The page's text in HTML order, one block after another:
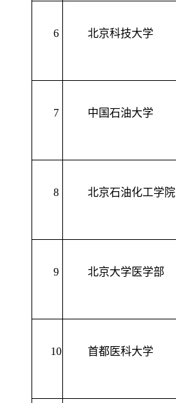
6 北京科技大学
7 中国石油大学
8 北京石油化工学院
9 北京大学医学部
10 首都医科大学